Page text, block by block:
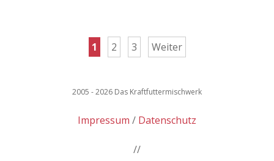
Seitennummerierung
Beiträge
1 2 3 Weiter
2005 - 2026 Das Kraftfuttermischwerk
Impressum Datenschutz
//